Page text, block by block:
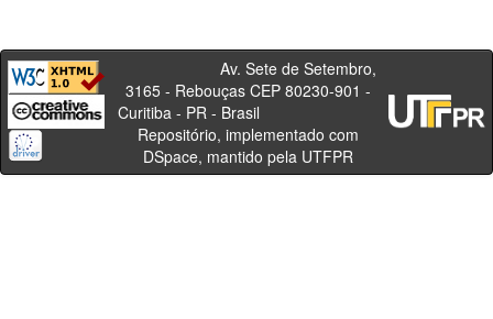
Av. Sete de Setembro,
3165 - Rebouças CEP 80230-901 -
Curitiba - PR - Brasil
Repositório, implementado com
DSpace, mantido pela UTFPR